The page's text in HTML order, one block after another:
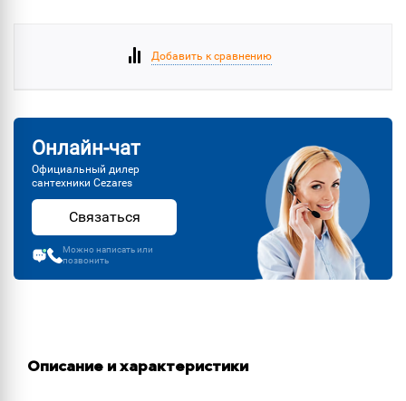
Добавить к сравнению
Онлайн-чат
Официальный дилер
сантехники Cezares
Связаться
Можно написать или
позвонить
Описание и характеристики